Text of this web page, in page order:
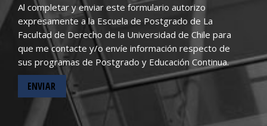
Al completar y enviar este formulario autorizo
expresamente a la Escuela de Postgrado de La
Facultad de Derecho de la Universidad de Chile para
que me contacte y/o envíe información respecto de
sus programas de Postgrado y Educación Continua.